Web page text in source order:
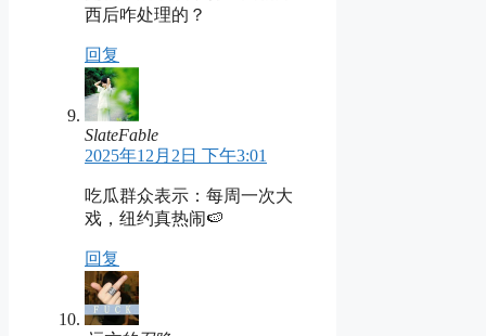
西后咋处理的？
回复
SlateFable
2025年12月2日 下午3:01
吃瓜群众表示：每周一次大
戏，纽约真热闹🍉
回复